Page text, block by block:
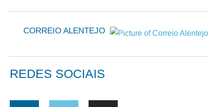
CORREIO ALENTEJO
REDES SOCIAIS